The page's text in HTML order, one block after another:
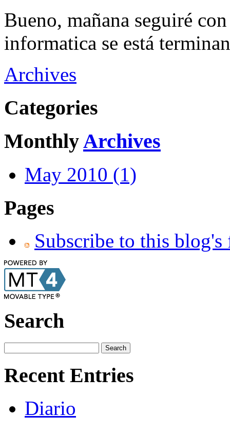
Bueno, mañana seguiré
informatica se está
Archives
Categories
MonthlyArchives
May 2010 (1)
Pages
Subscribe to this blog's
Search
Recent Entries
Diario